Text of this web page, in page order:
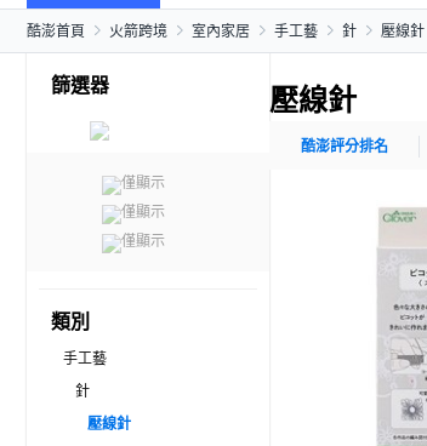
酷澎首頁 火箭跨境 室內家居 手工藝 針 壓線針
篩選器
僅顯示
僅顯示
僅顯示
類別
手工藝
針
壓線針
壓線針
酷澎評分排名